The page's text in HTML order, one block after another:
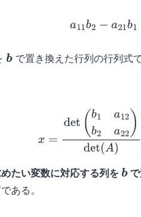
11 a b
b で置き換えた行列の行列式で
b1 a 12b2a 22)det
たい変数に対応する列を b
ある。